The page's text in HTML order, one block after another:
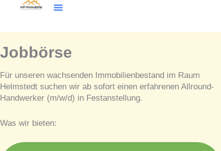
springen
Jobbörse
Für unseren wachsenden Immobilienbestand im Raum
Helmstedt suchen wir ab sofort einen erfahrenen Allround-
Handwerker (m/w/d) in Festanstellung.
Was wir bieten: